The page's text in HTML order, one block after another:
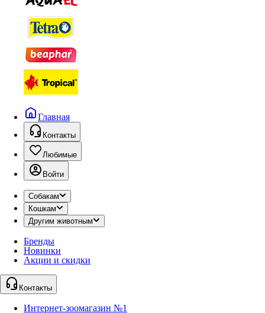
Главная
Контакты
Любимые
Войти
Собакам
Кошкам
Другим животным
Бренды
Новинки
Акции и скидки
Контакты
Интернет-зоомагазин №1